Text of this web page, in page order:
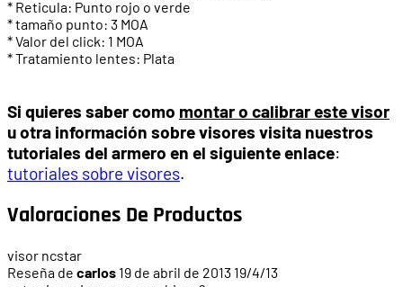
* Reticula: Punto rojo o verde
* tamaño punto: 3 MOA
* Valor del click: 1 MOA
* Tratamiento lentes: Plata
Si quieres saber como montar o calibrar este visor
u otra información sobre visores visita nuestros
tutoriales del armero en el siguiente enlace:
tutoriales sobre visores.
Valoraciones De Productos
visor ncstar
Reseña de carlos 19 de abril de 2013 19/4/13